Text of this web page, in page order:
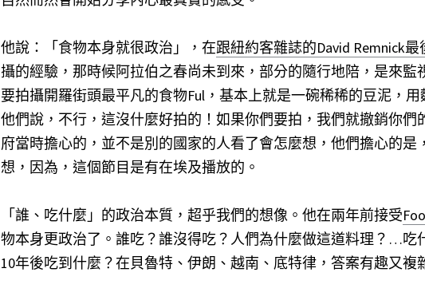
他說：「食物本身就很政治」，在跟紐約客雜誌的David Remnick
攝的經驗，那時候阿拉伯之春尚未到來，部分的隨行地陪，是來監
要拍攝開羅街頭最平凡的食物Ful，基本上就是一碗稀稀的豆泥，
他們說，不行，這沒什麼好拍的！如果你們要拍，我們就撤銷你
府當時擔心的，並不是別的國家的人看了會怎麼想，他們擔心的是
想，因為，這個節目是有在埃及播放的。
「誰、吃什麼」的政治本質，超乎我們的想像。他在兩年前接受
物本身更政治了。誰吃？誰沒得吃？人們為什麼做這道料理？…吃
10年後吃到什麼？在貝魯特、伊朗、越南、底特律，答案有趣又複